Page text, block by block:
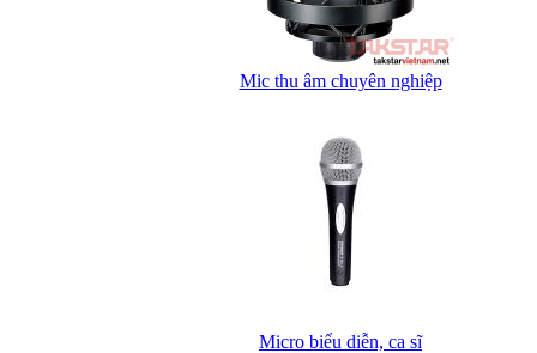
Mic thu âm chuyên nghiệp
Micro biểu diễn, ca sĩ